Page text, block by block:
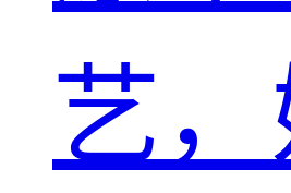
艺